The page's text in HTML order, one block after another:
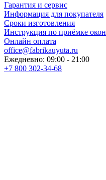
Гарантия и сервис
Информация для покупателя
Сроки изготовления
Инструкция по приёмке окон
Онлайн оплата
office@fabrikauyuta.ru
Ежедневно: 09:00 - 21:00
+7 800 302-34-68